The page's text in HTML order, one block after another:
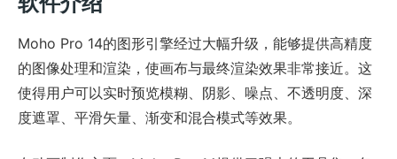
Moho Pro 14的图形引擎经过大幅升级，能够提供高精度
的图像处理和渲染，使画布与最终渲染效果非常接近。这
使得用户可以实时预览模糊、阴影、噪点、不透明度、深
度遮罩、平滑矢量、渐变和混合模式等效果。